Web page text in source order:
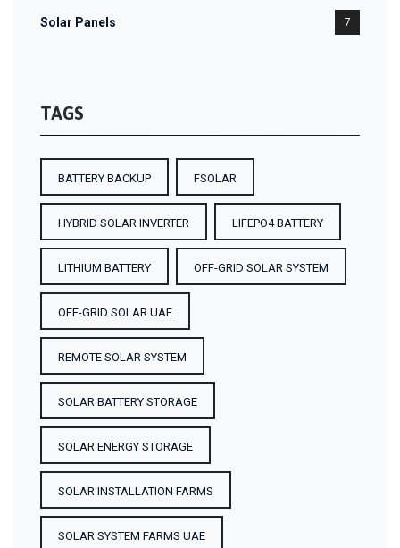
Solar Panels 7
TAGS
BATTERY BACKUP FSOLAR
HYBRID SOLAR INVERTER LIFEPO4 BATTERY
LITHIUM BATTERY OFF-GRID SOLAR SYSTEM
OFF-GRID SOLAR UAE
REMOTE SOLAR SYSTEM
SOLAR BATTERY STORAGE
SOLAR ENERGY STORAGE
SOLAR INSTALLATION FARMS
SOLAR SYSTEM FARMS UAE